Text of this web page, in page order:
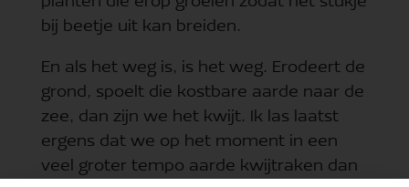
bij beetje uit kan breiden.
En als het weg is, is het weg. Erodeert de
grond, spoelt die kostbare aarde naar de
zee, dan zijn we het kwijt. Ik las laatst
ergens dat we op het moment in een
veel groter tempo aarde kwijtraken dan